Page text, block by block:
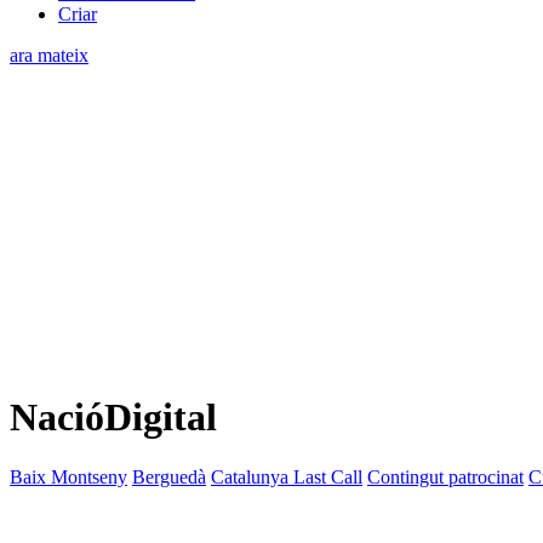
Criar
ara mateix
NacióDigital
Baix Montseny Berguedà Catalunya Last Call Contingut patrocinat